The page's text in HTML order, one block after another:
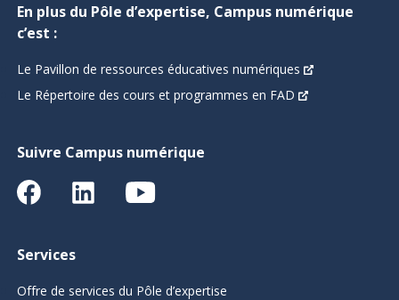
En plus du Pôle d’expertise, Campus numérique
c’est :
Le Pavillon de ressources éducatives numériques
Le Répertoire des cours et programmes en FAD
Suivre Campus numérique
Services
Offre de services du Pôle d’expertise